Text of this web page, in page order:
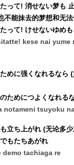
って! 消せない梦も
不能抹去的梦想和无
って! けせないゆめ
kese nai yume
めに强くなれるなら
ためにつよくなれる
notameni tsuyoku
立ち上がれ (无论多
もたちあがれ
demo tachiaga re